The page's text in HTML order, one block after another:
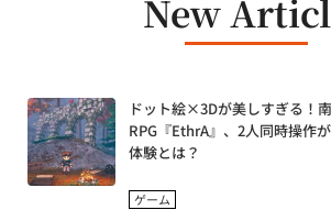
New
ドット絵×3Dが美しすぎる！
RPG『EthrA』、2人同時操作
体験とは？
ゲーム